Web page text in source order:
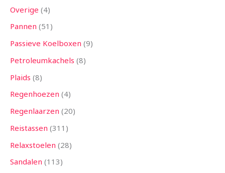
Overige 4
Pannen 51
Passieve Koelboxen 9
Petroleumkachels 8
Plaids 8
Regenhoezen 4
Regenlaarzen 20
Reistassen 311
Relaxstoelen 28
Sandalen 113